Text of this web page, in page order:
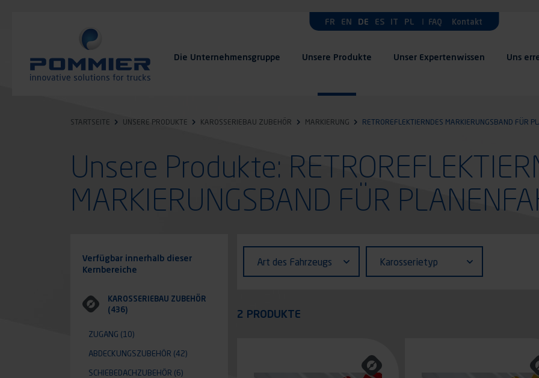
FR EN DE ES IT PL FAQ Kontakt
Die Unternehmensgruppe Unsere Produkte Unser Expertenwissen Uns
STARTSEITE UNSERE PRODUKTE KAROSSERIEBAU ZUBEHÖR MARKIERUNG RETROREFLEKTIERNDES MARKIERUNGSBAND FÜR
Unsere Produkte:
MARKIERUNGSBAND FÜR
des
Fahrzeugs
Art des Fahrzeugs Karosserietyp
2 PRODUKTE
Verfügbar innerhalb dieser
Kernbereiche
KAROSSERIEBAU ZUBEHÖR
(436)
ZUGANG (10)
ABDECKUNGSZUBEHÖR (42)
SCHIEBEDACHZUBEHÖR (6)